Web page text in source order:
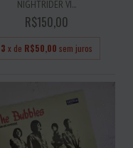
NIGHTRIDER VI...
R$150,00
3 x de R$50,00 sem juros